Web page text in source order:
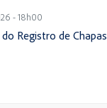
- 18h00
Registro de Chapas